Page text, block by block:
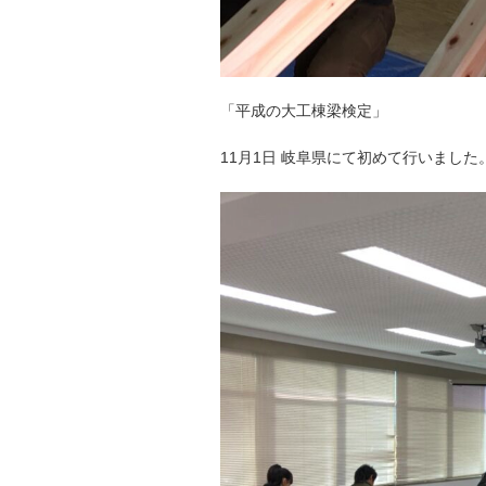
「平成の大工棟梁検定」
11月1日 岐阜県にて初めて行いました